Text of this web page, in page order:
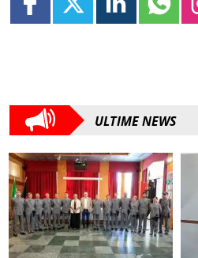
ULTIME NEWS